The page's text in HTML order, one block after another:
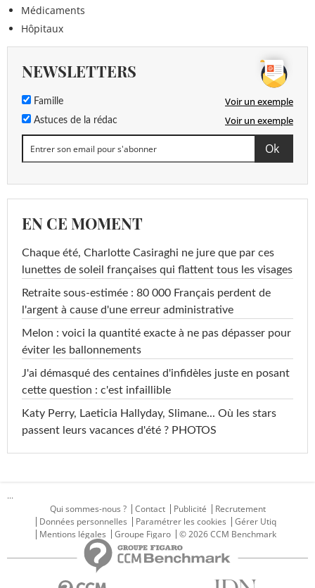
Médicaments
Hôpitaux
NEWSLETTERS
Famille Voir un exemple
Astuces de la rédac Voir un exemple
EN CE MOMENT
Chaque été, Charlotte Casiraghi ne jure que par ces
lunettes de soleil françaises qui flattent tous les visages
Retraite sous-estimée : 80 000 Français perdent de
l'argent à cause d'une erreur administrative
Melon : voici la quantité exacte à ne pas dépasser pour
éviter les ballonnements
J'ai démasqué des centaines d'infidèles juste en posant
cette question : c'est infaillible
Katy Perry, Laeticia Hallyday, Slimane... Où les stars
passent leurs vacances d'été ? PHOTOS
...
Qui sommes-nous ?
Contact Publicité
Recrutement
Données personnelles
Paramétrer les cookies
Gérer Utiq
Mentions légales
Groupe Figaro © 2026 CCM Benchmark